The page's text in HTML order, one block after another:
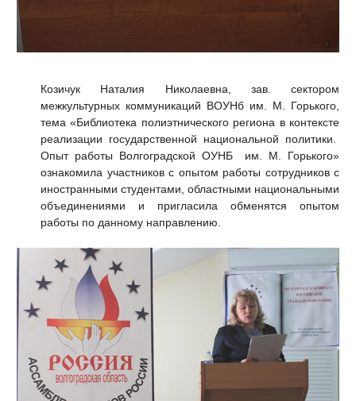
Козичук Наталия Николаевна, зав. сектором
межкультурных коммуникаций ВОУНб им. М. Горького,
тема «Библиотека полиэтнического региона в контексте
реализации государственной национальной политики.
Опыт работы Волгоградской ОУНБ им. М. Горького»
ознакомила участников с опытом работы сотрудников с
иностранными студентами, областными национальными
объединениями и пригласила обменятся опытом
работы по данному направлению.